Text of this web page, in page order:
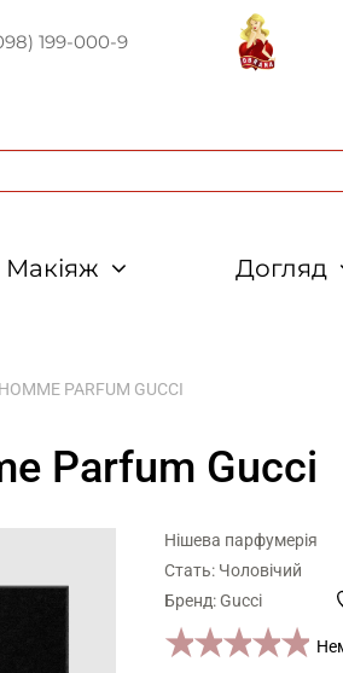
199-000-9
Макіяж Догляд
PARFUM GUCCI
Parfum Gucci
Нішева парфумерія
Стать: Чоловічий
Бренд: Gucci
4
3
2 stars
1 star